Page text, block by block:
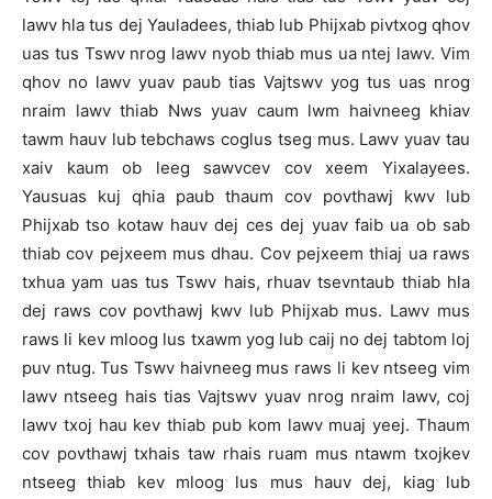
lawv hla tus dej Yauladees, thiab lub Phijxab pivtxog qhov
uas tus Tswv nrog lawv nyob thiab mus ua ntej lawv. Vim
qhov no lawv yuav paub tias Vajtswv yog tus uas nrog
nraim lawv thiab Nws yuav caum lwm haivneeg khiav
tawm hauv lub tebchaws coglus tseg mus. Lawv yuav tau
xaiv kaum ob leeg sawvcev cov xeem Yixalayees.
Yausuas kuj qhia paub thaum cov povthawj kwv lub
Phijxab tso kotaw hauv dej ces dej yuav faib ua ob sab
thiab cov pejxeem mus dhau. Cov pejxeem thiaj ua raws
txhua yam uas tus Tswv hais, rhuav tsevntaub thiab hla
dej raws cov povthawj kwv lub Phijxab mus. Lawv mus
raws li kev mloog lus txawm yog lub caij no dej tabtom loj
puv ntug. Tus Tswv haivneeg mus raws li kev ntseeg vim
lawv ntseeg hais tias Vajtswv yuav nrog nraim lawv, coj
lawv txoj hau kev thiab pub kom lawv muaj yeej. Thaum
cov povthawj txhais taw rhais ruam mus ntawm txojkev
ntseeg thiab kev mloog lus mus hauv dej, kiag lub